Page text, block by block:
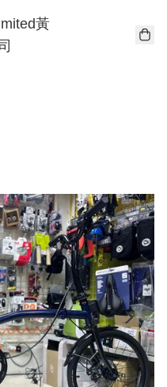
黃